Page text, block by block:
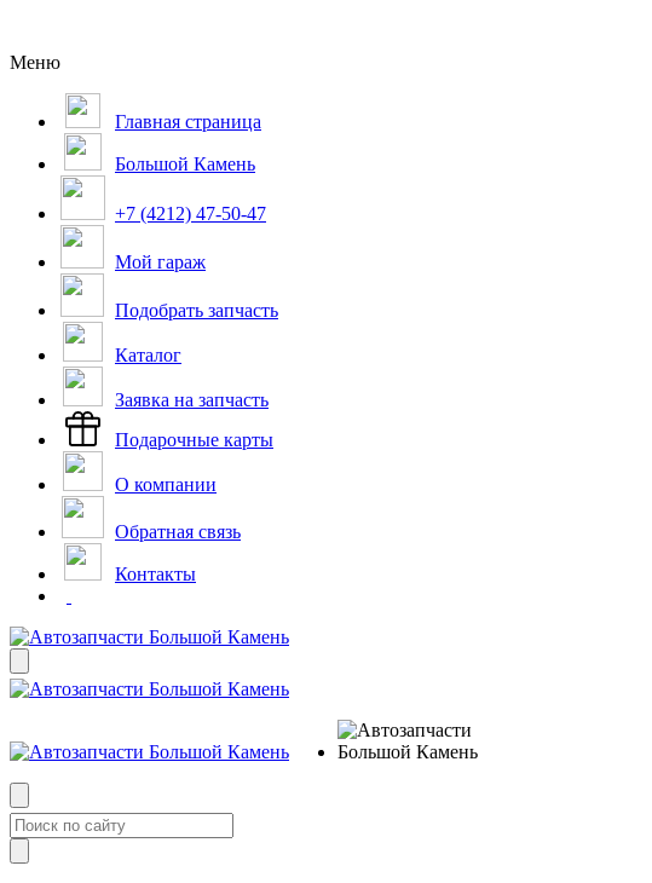
Меню
Главная страница
Большой Камень
+7 (4212) 47-50-47
Мой гараж
Подобрать запчасть
Каталог
Заявка на запчасть
Подарочные карты
О компании
Обратная связь
Контакты